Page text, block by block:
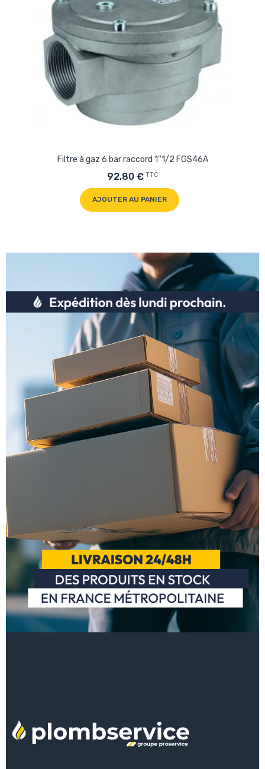
Filtre à gaz 6 bar raccord 1''1/2 FGS46A
92,80 € TTC
AJOUTER AU PANIER